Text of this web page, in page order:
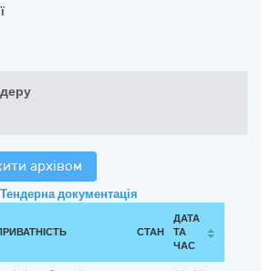
архівом
документація
СТАН
ДАТА
ТА
ЧАС